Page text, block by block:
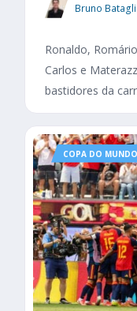
Bruno
Ronaldo,
Carlos e
bastidores da
COPA DO MUNDO